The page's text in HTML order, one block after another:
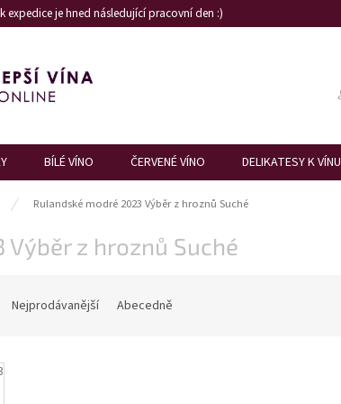
je hned následující pracovní den :)
BÍLÉ VÍNO ČERVENÉ VÍNO DELIKATESY K VÍNU
Rulandské modré 2023 Výběr z hroznů Suché
z hroznů Suché
Nejprodávanější Abecedně